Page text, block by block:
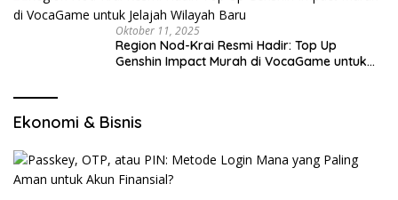
Oktober 11, 2025
Region Nod-Krai Resmi Hadir: Top Up
Genshin Impact Murah di VocaGame untuk
Ekonomi & Bisnis